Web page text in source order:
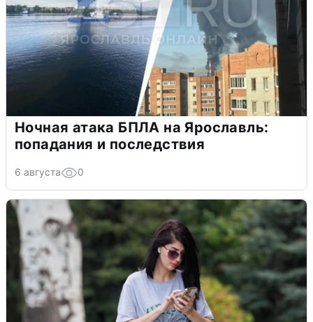
Ночная атака БПЛА на Ярославль:
попадания и последствия
6 августа 0